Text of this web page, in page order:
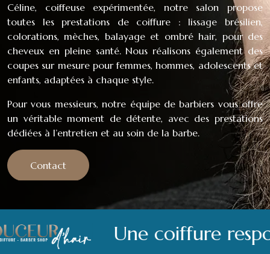
Céline, coiffeuse expérimentée, notre salon propose
toutes les prestations de coiffure : lissage brésilien,
colorations, mèches, balayage et ombré hair, pour des
cheveux en pleine santé. Nous réalisons également des
coupes sur mesure pour femmes, hommes, adolescents et
enfants, adaptées à chaque style.
Pour vous messieurs, notre équipe de barbiers vous offre
un véritable moment de détente, avec des prestations
dédiées à l’entretien et au soin de la barbe.
Contact
Une coiffure